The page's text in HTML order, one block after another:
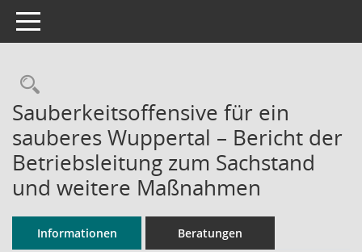
Toggle navigation
Rechercheauswahl
Sauberkeitsoffensive für ein
sauberes Wuppertal – Bericht der
Betriebsleitung zum Sachstand
und weitere Maßnahmen
Informationen Beratungen